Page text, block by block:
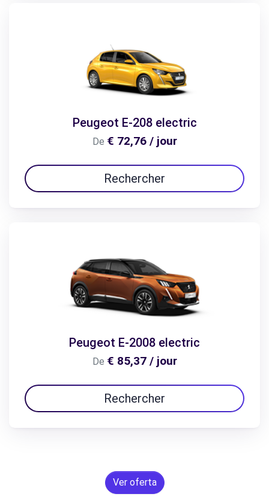
Peugeot E-208 electric
De € 72,76 / jour
Rechercher
Peugeot E-2008 electric
De € 85,37 / jour
Rechercher
Ver oferta